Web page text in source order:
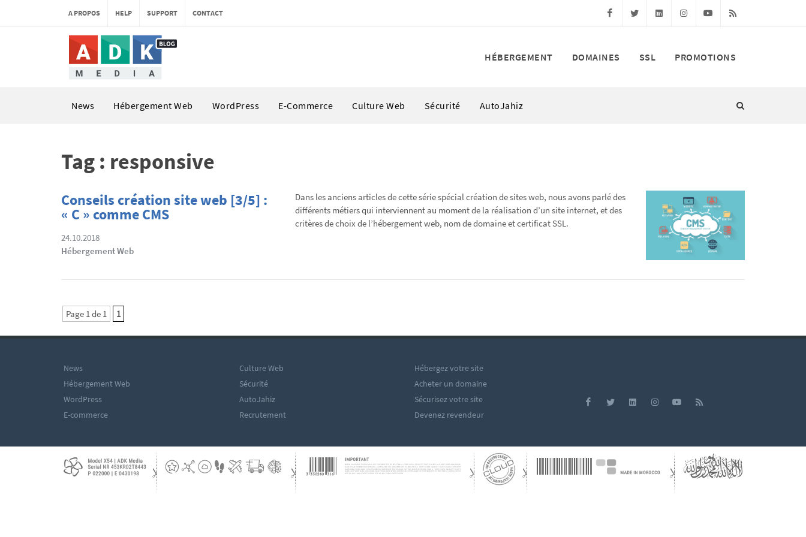
A PROPOS HELP SUPPORT CONTACT
HÉBERGEMENT DOMAINES SSL PROMOTIONS
News Hébergement Web WordPress E-Commerce Culture Web Sécurité AutoJahiz
Tag : responsive
Conseils création site web [3/5] :
« C » comme CMS
24.10.2018
Hébergement Web
Dans les anciens articles de cette série spécial création de sites web, nous avons parlé des
différents métiers qui interviennent au moment de la réalisation d’un site internet, et des
critères de choix de l’hébergement web, nom de domaine et certificat SSL.
Page 1 de 1 1
News
Hébergement Web
WordPress
E-commerce
Culture Web
Sécurité
AutoJahiz
Recrutement
Hébergez votre site
Acheter un domaine
Sécurisez votre site
Devenez revendeur